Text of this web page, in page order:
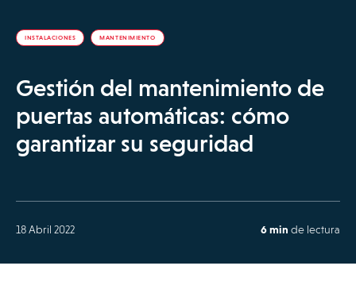
INSTALACIONES MANTENIMIENTO
Gestión del mantenimiento de
puertas automáticas: cómo
garantizar su seguridad
18 Abril 2022 6 min de lectura